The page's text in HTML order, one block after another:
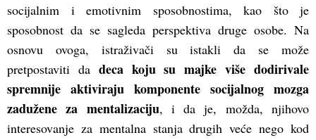
socijalnim i emotivnim sposobnostima, kao što je
sposobnost da se sagleda perspektiva druge osobe. Na
osnovu ovoga, istraživači su istakli da se može
pretpostaviti da deca koju su majke više dodirivale
spremnije aktiviraju komponente socijalnog mozga
zadužene za mentalizaciju, i da je, možda, njihovo
interesovanje za mentalna stanja drugih veće nego kod